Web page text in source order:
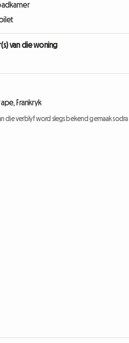
van die woning
Frankryk
die verblyf word slegs bekend gemaak